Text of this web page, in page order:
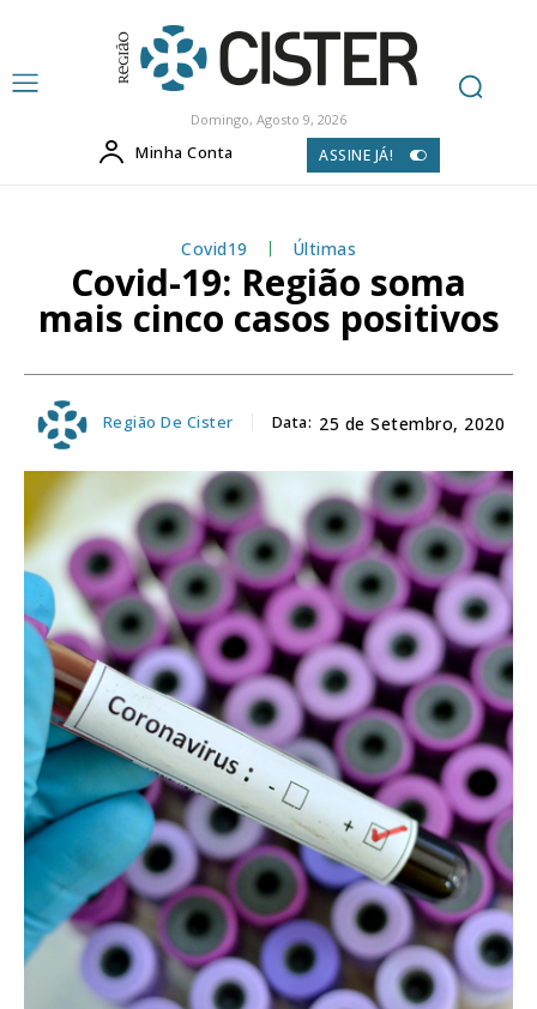
Domingo, Agosto 9, 2026
Minha Conta ASSINE JÁ!
Covid19 Últimas
Covid-19: Região soma
mais cinco casos positivos
Região De Cister Data: 25 de Setembro, 2020